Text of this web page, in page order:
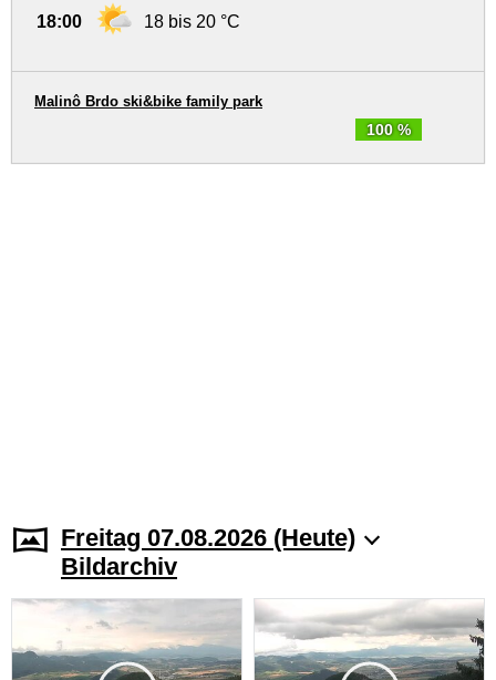
18:00 18 bis 20 °C
100 %
Malinô Brdo ski&bike family park
Freitag 07.08.2026 (Heute)
Bildarchiv